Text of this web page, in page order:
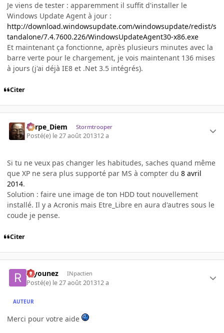
Je viens de tester : apparemment il suffit d'installer le
Windows Update Agent à jour :
http://download.windowsupdate.com/windowsupdate/redist/s
tandalone/7.4.7600.226/WindowsUpdateAgent30-x86.exe
Et maintenant ça fonctionne, après plusieurs minutes avec la
barre verte pour le chargement, je vois maintenant 136 mises
à jours (j'ai déjà IE8 et .Net 3.5 intégrés).
Citer
Carpe_Diem Stormtrooper
Posté(e) le 27 août 201312 a
Si tu ne veux pas changer les habitudes, saches quand même
que XP ne sera plus supporté par MS à compter du 8 avril
2014.
Solution : faire une image de ton HDD tout nouvellement
installé. Il y a Acronis mais Etre_Libre en aura d'autres sous le
coude je pense.
Citer
rayounez INpactien
Posté(e) le 27 août 201312 a
AUTEUR
Merci pour votre aide